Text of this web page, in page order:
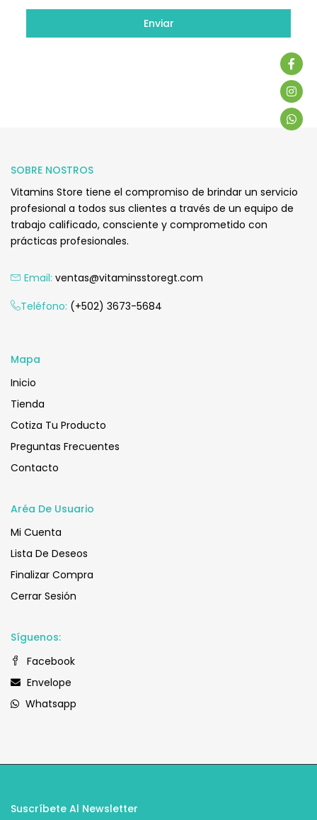
SOBRE NOSTROS
Vitamins Store tiene el compromiso de brindar un servicio
profesional a todos sus clientes a través de un equipo de
trabajo calificado, consciente y comprometido con
prácticas profesionales.
Email: ventas@vitaminsstoregt.com
Teléfono: (+502) 3673-5684
Mapa
Inicio
Tienda
Cotiza Tu Producto
Preguntas Frecuentes
Contacto
Aréa De Usuario
Mi Cuenta
Lista De Deseos
Finalizar Compra
Cerrar Sesión
Síguenos:
Facebook
Envelope
Whatsapp
Suscríbete Al Newsletter